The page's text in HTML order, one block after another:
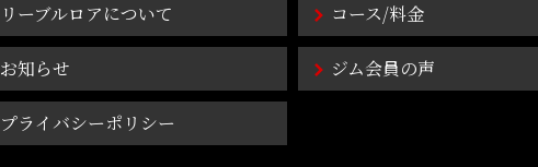
リーブルロアについて コース/料金
お知らせ ジム会員の声
プライバシーポリシー